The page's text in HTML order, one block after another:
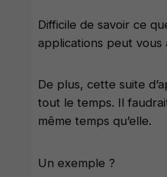
Difficile de savoir ce
applications peut vous
De plus, cette suite
tout le temps. Il
même temps qu’elle.
Un exemple ?